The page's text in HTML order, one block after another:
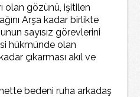
olan gözünü, işitilen
Arşa kadar birlikte
sayısız görevlerini
hükmünde olan
çıkarması akıl ve
bedeni ruha arkadaş